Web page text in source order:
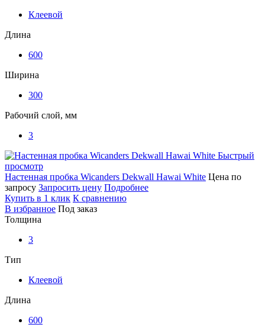
Клеевой
Длина
600
Ширина
300
Рабочий слой, мм
3
Быстрый
просмотр
Настенная пробка Wicanders Dekwall Hawai White Цена по
запросу Запросить цену Подробнее
Купить в 1 клик К сравнению
В избранное Под заказ
Толщина
3
Тип
Клеевой
Длина
600